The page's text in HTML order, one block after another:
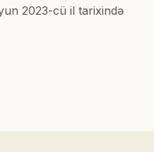
2023-cü il tarixində